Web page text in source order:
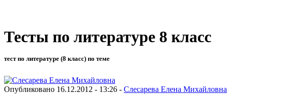
Тесты по литературе 8 класс
тест по литературе (8 класс) по теме
Опубликовано 16.12.2012 - 13:26 - Слесарева Елена Михайловна